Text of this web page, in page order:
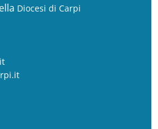
Diocesi di Carpi